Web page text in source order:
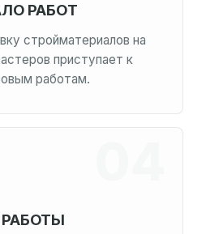
РАБОТ
стройматериалов на
приступает к
работам.